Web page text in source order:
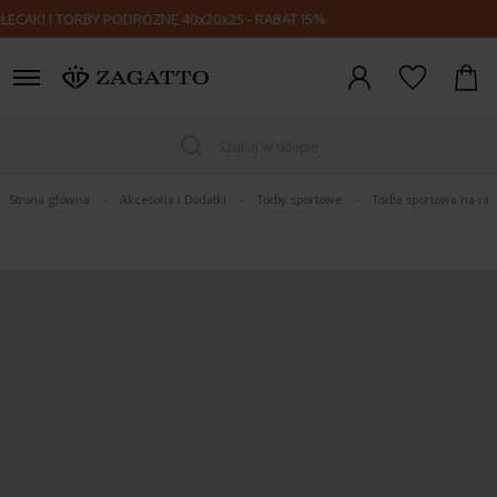
I TORBY PODRÓŻNE 40x20x25 - RABAT 15%
Strona główna Akcesoria i Dodatki Torby sportowe Torba sportowa na